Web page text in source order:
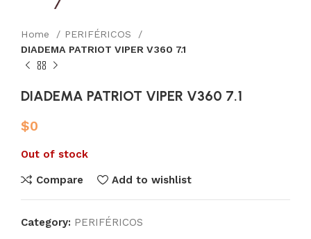
Home
PERIFÉRICOS
DIADEMA PATRIOT VIPER V360 7.1
DIADEMA PATRIOT VIPER V360 7.1
$0
Out of stock
Compare Add to wishlist
Category: PERIFÉRICOS